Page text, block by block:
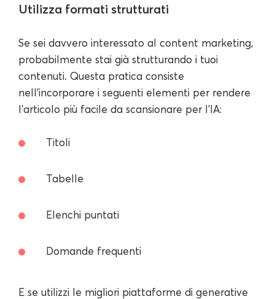
Utilizza formati strutturati
Se sei davvero interessato al content marketing,
probabilmente stai già strutturando i tuoi
contenuti. Questa pratica consiste
nell'incorporare i seguenti elementi per rendere
l'articolo più facile da scansionare per l'IA:
Titoli
Tabelle
Elenchi puntati
Domande frequenti
E se utilizzi le migliori piattaforme di generative